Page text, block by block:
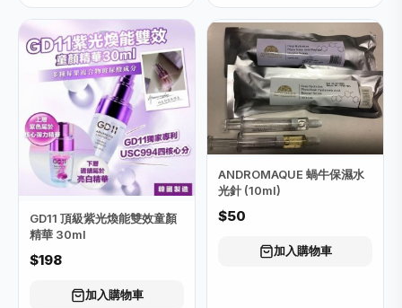
GD11 頂級紫光煥能雙效童顏
精華 30ml
$198
加入購物車
ANDROMAQUE 蝸牛保濕水
光針 (10ml)
$50
加入購物車